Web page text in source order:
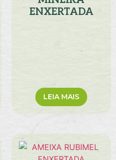
ENXERTADA
LEIA MAIS